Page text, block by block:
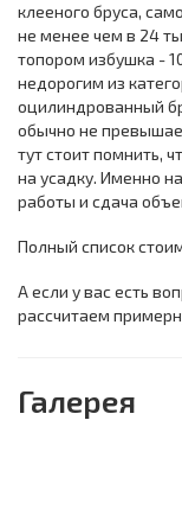
клееного бруса,
не менее чем в 24
топором избушка -
недорогим из
оцилиндрованный
обычно не
тут стоит помнить,
на усадку. Именно
работы и сдача
Полный список
А если у вас есть
рассчитаем
Галерея